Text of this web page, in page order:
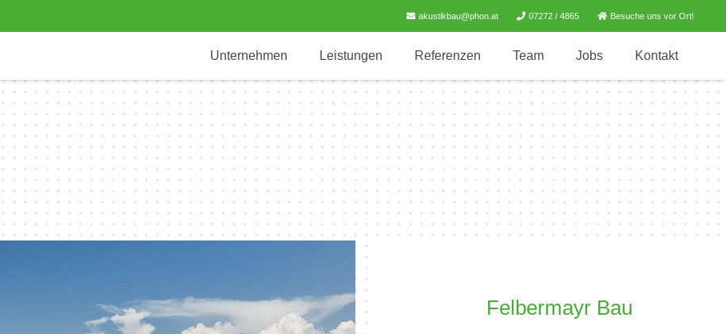
akustikbau@phon.at 07272 / 4865 Besuche uns vor Ort!
Unternehmen Leistungen Referenzen Team Jobs Kontakt
Felbermayr Bau